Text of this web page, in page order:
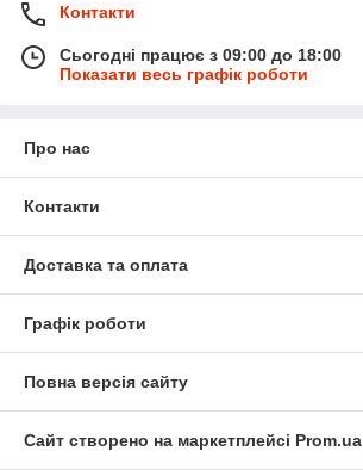
Контакти
Сьогодні працює з 09:00 до 18:00
Показати весь графік роботи
Про нас
Контакти
Доставка та оплата
Графік роботи
Повна версія сайту
Сайт створено на маркетплейсі Prom.ua